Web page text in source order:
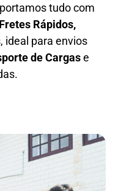
tudo com
Fretes Rápidos,
ideal para envios
de Cargase